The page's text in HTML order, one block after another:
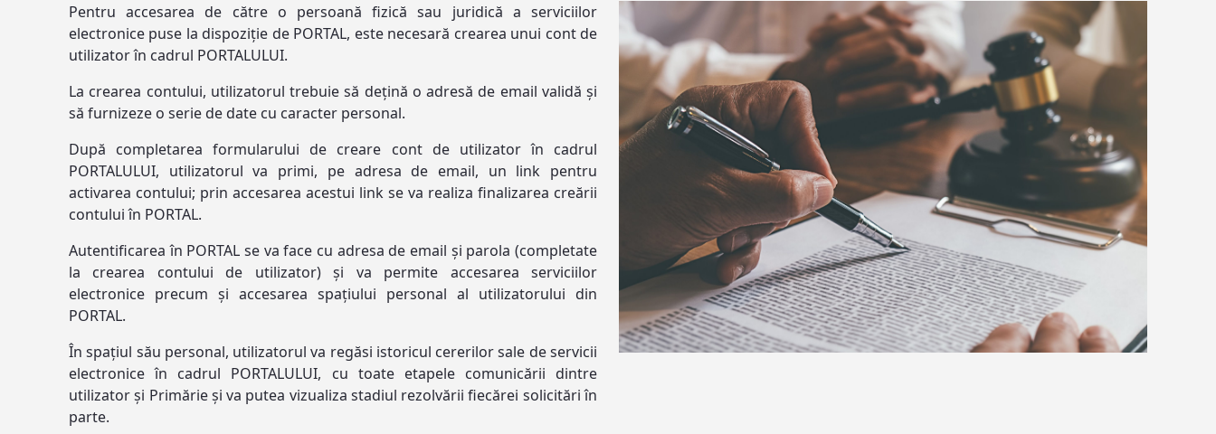
Pentru accesarea de către o persoană fizică sau juridică a serviciilor
electronice puse la dispoziție de PORTAL, este necesară crearea unui cont de
utilizator în cadrul PORTALULUI.
La crearea contului, utilizatorul trebuie să dețină o adresă de email validă și
să furnizeze o serie de date cu caracter personal.
După completarea formularului de creare cont de utilizator în cadrul
PORTALULUI, utilizatorul va primi, pe adresa de email, un link pentru
activarea contului; prin accesarea acestui link se va realiza finalizarea creării
contului în PORTAL.
Autentificarea în PORTAL se va face cu adresa de email și parola (completate
la crearea contului de utilizator) și va permite accesarea serviciilor
electronice precum și accesarea spațiului personal al utilizatorului din
PORTAL.
În spațiul său personal, utilizatorul va regăsi istoricul cererilor sale de servicii
electronice în cadrul PORTALULUI, cu toate etapele comunicării dintre
utilizator și Primărie și va putea vizualiza stadiul rezolvării fiecărei solicitări în
parte.